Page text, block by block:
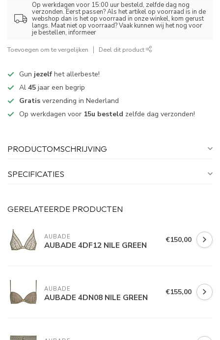
Op werkdagen voor 15:00 uur besteld, zelfde dag nog
verzonden. Eerst passen? Als het artikel op voorraad is in de
webshop dan is het op voorraad in onze winkel, kom gerust
langs. Maat niet op voorraad? Vaak kunnen wij het nog voor
je bestellen, informeer
Toevoegen om te vergelijken Deel dit product
Gun jezelf het allerbeste!
Al 45 jaar een begrip
Gratis verzending in Nederland
Op werkdagen voor 15u besteld zelfde dag verzonden!
PRODUCTOMSCHRIJVING
SPECIFICATIES
GERELATEERDE PRODUCTEN
AUBADE
AUBADE 4DF12 NILE GREEN €150,00
AUBADE
AUBADE 4DN08 NILE GREEN €155,00